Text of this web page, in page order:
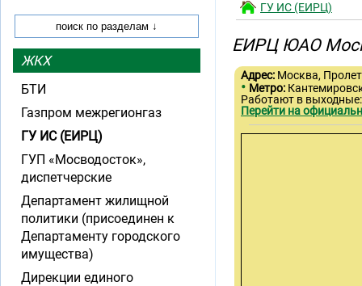
ГУ ИС (ЕИРЦ)
ЕИРЦ ЮАО
Адрес: Москва,
• Метро:
Работают в
Перейти на
ЖКХ
БТИ
Газпром межрегионгаз
ГУ ИС (ЕИРЦ)
ГУП «Мосводосток»,
диспетчерские
Департамент жилищной
политики (присоединен к
Департаменту городского
имущества)
Дирекции единого